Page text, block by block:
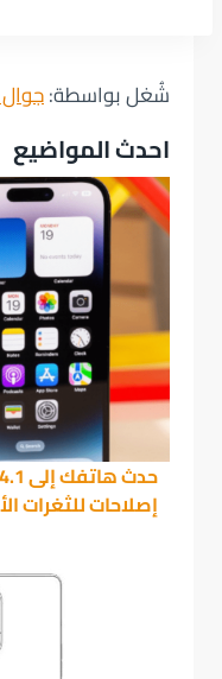
شُغل بواسطة:
احدث المواضيع
إصلاحات للثغرات